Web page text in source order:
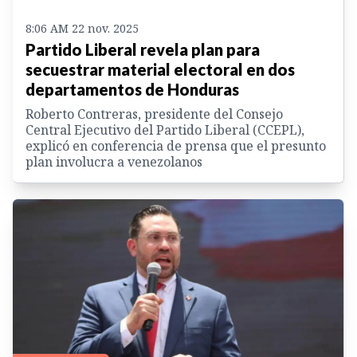
8:06 AM 22 nov. 2025
Partido Liberal revela plan para
secuestrar material electoral en dos
departamentos de Honduras
Roberto Contreras, presidente del Consejo
Central Ejecutivo del Partido Liberal (CCEPL),
explicó en conferencia de prensa que el presunto
plan involucra a venezolanos